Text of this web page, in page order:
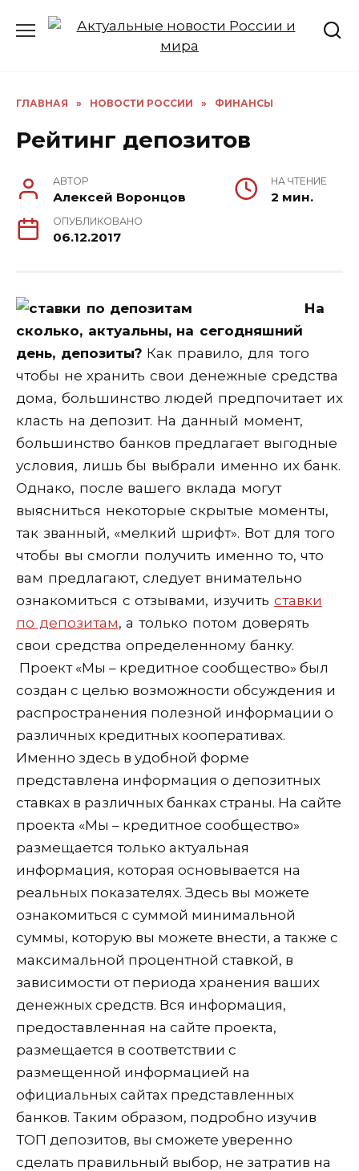
ГЛАВНАЯ » НОВОСТИ РОССИИ » ФИНАНСЫ
Рейтинг депозитов
АВТОР
Алексей Воронцов
НА ЧТЕНИЕ
2 мин.
ОПУБЛИКОВАНО
06.12.2017
На
сколько, актуальны, на сегодняшний
день, депозиты? Как правило, для того
чтобы не хранить свои денежные средства
дома, большинство людей предпочитает их
класть на депозит. На данный момент,
большинство банков предлагает выгодные
условия, лишь бы выбрали именно их банк.
Однако, после вашего вклада могут
выясниться некоторые скрытые моменты,
так званный, «мелкий шрифт». Вот для того
чтобы вы смогли получить именно то, что
вам предлагают, следует внимательно
ознакомиться с отзывами, изучить ставки
по депозитам, а только потом доверять
свои средства определенному банку.
Проект «Мы – кредитное сообщество» был
создан с целью возможности обсуждения и
распространения полезной информации о
различных кредитных кооперативах.
Именно здесь в удобной форме
представлена информация о депозитных
ставках в различных банках страны. На сайте
проекта «Мы – кредитное сообщество»
размещается только актуальная
информация, которая основывается на
реальных показателях. Здесь вы можете
ознакомиться с суммой минимальной
суммы, которую вы можете внести, а также с
максимальной процентной ставкой, в
зависимости от периода хранения ваших
денежных средств. Вся информация,
предоставленная на сайте проекта,
размещается в соответствии с
размещенной информацией на
официальных сайтах представленных
банков. Таким образом, подробно изучив
ТОП депозитов, вы сможете уверенно
сделать правильный выбор, не затратив на